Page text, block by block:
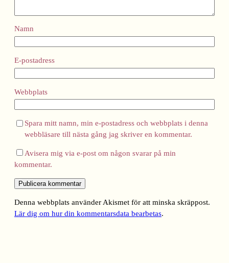
Namn
E-postadress
Webbplats
Spara mitt namn, min e-postadress och webbplats i denna
webbläsare till nästa gång jag skriver en kommentar.
Avisera mig via e-post om någon svarar på min
kommentar.
Denna webbplats använder Akismet för att minska skräppost.
Lär dig om hur din kommentarsdata bearbetas.